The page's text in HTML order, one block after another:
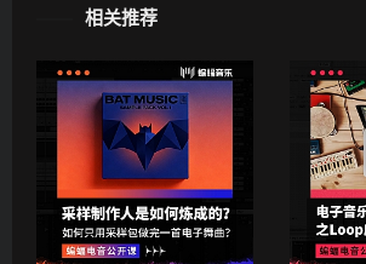
相关推荐